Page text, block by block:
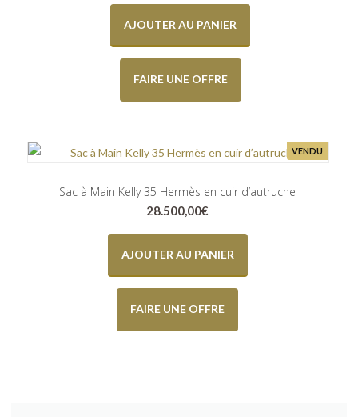
AJOUTER AU PANIER
FAIRE UNE OFFRE
VENDU
Sac à Main Kelly 35 Hermès en cuir d’autruche
28.500,00€
AJOUTER AU PANIER
FAIRE UNE OFFRE